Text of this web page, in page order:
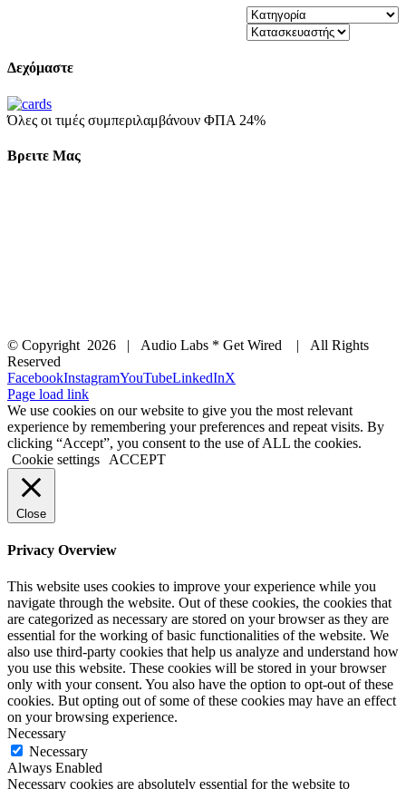
Δεχόμαστε
Όλες οι τιμές συμπεριλαμβάνουν ΦΠΑ 24%
Βρειτε Μας
© Copyright 2026 | Audio Labs * Get Wired | All Rights
Reserved
FacebookInstagramYouTubeLinkedInX
Page load link
We use cookies on our website to give you the most relevant
experience by remembering your preferences and repeat visits. By
clicking “Accept”, you consent to the use of ALL the cookies.
Cookie settings
ACCEPT
Close
Privacy Overview
This website uses cookies to improve your experience while you
navigate through the website. Out of these cookies, the cookies that
are categorized as necessary are stored on your browser as they are
essential for the working of basic functionalities of the website. We
also use third-party cookies that help us analyze and understand how
you use this website. These cookies will be stored in your browser
only with your consent. You also have the option to opt-out of these
cookies. But opting out of some of these cookies may have an effect
on your browsing experience.
Necessary
Necessary
Always Enabled
Necessary cookies are absolutely essential for the website to